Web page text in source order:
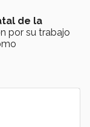
de la
por su trabajo